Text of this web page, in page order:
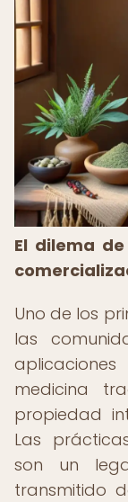
El dilema
Uno de los
las
medicina
propiedad
Las
son un
transmitido